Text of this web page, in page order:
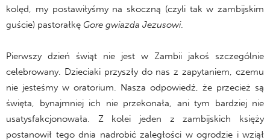
kolęd, my postawiłyśmy na skoczną (czyli tak w zambijskim
guście) pastorałkę Gore gwiazda Jezusowi.
Pierwszy dzień świąt nie jest w Zambii jakoś szczególnie
celebrowany. Dzieciaki przyszły do nas z zapytaniem, czemu
nie jesteśmy w oratorium. Nasza odpowiedź, że przecież są
święta, bynajmniej ich nie przekonała, ani tym bardziej nie
usatysfakcjonowała. Z kolei jeden z zambijskich księży
postanowił tego dnia nadrobić zaległości w ogrodzie i wziął